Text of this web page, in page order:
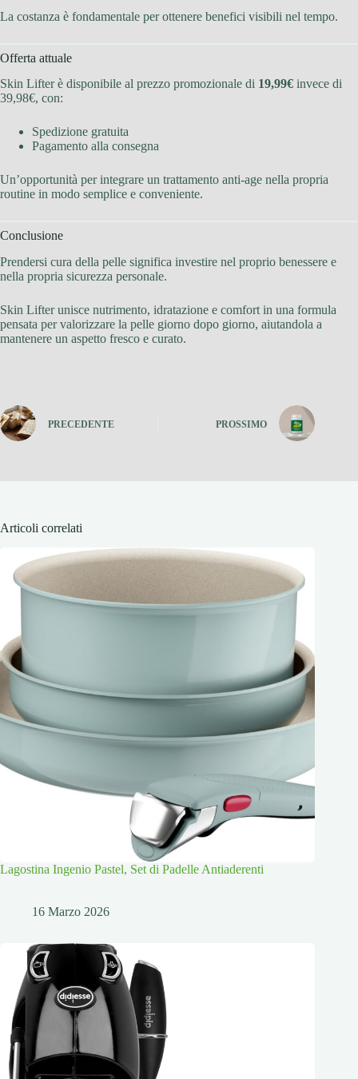
La costanza è fondamentale per ottenere benefici visibili nel tempo.
Offerta attuale
Skin Lifter è disponibile al prezzo promozionale di 19,99€ invece di
39,98€, con:
Spedizione gratuita
Pagamento alla consegna
Un’opportunità per integrare un trattamento anti-age nella propria
routine in modo semplice e conveniente.
Conclusione
Prendersi cura della pelle significa investire nel proprio benessere e
nella propria sicurezza personale.
Skin Lifter unisce nutrimento, idratazione e comfort in una formula
pensata per valorizzare la pelle giorno dopo giorno, aiutandola a
mantenere un aspetto fresco e curato.
PRECEDENTE PROSSIMO
Articoli correlati
Lagostina Ingenio Pastel, Set di Padelle Antiaderenti
16 Marzo 2026